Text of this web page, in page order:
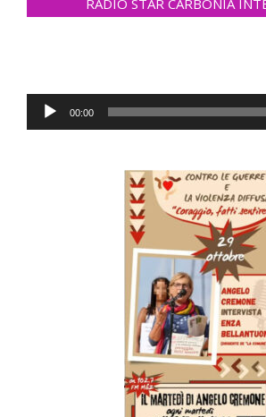
Audio
Player
00:00